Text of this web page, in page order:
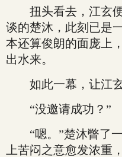
扭头看去，江玄便
谈的楚沐，此刻已是
本还算俊朗的面庞上
出水来。
如此一幕，让江玄
“没邀请成功？”
“嗯。”楚沐瞥了一
上苦闷之意愈发浓重